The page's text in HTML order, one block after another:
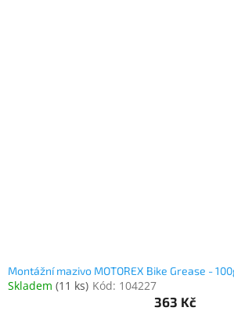
Montážní mazivo MOTOREX Bike Grease -
Skladem (11 ks) Kód: 104227
363 Kč